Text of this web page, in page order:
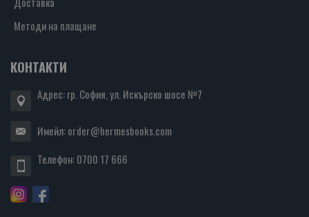
Методи на плащане
КОНТАКТИ
Адрес: гр. София, ул. Искърско шосе №7
Имейл:order@hermesbooks.com
Телефон:0700 17 666